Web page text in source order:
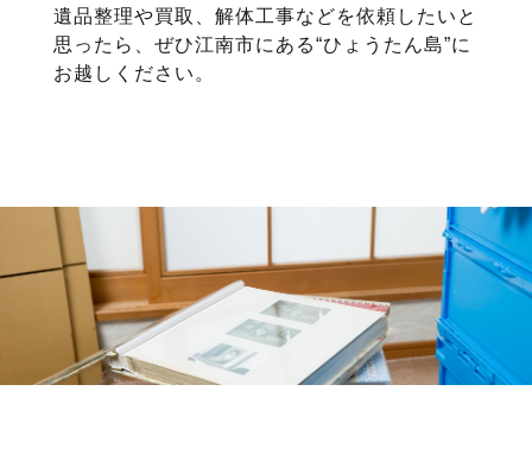
遺品整理や買取、解体工事などを依頼したいと
思ったら、ぜひ江南市にある“ひょうたん島”に
お越しください。